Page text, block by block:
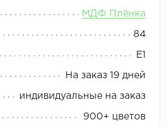
МДФ Плёнка
84
E1
На заказ 19 дней
индивидуальные на заказ
900+ цветов